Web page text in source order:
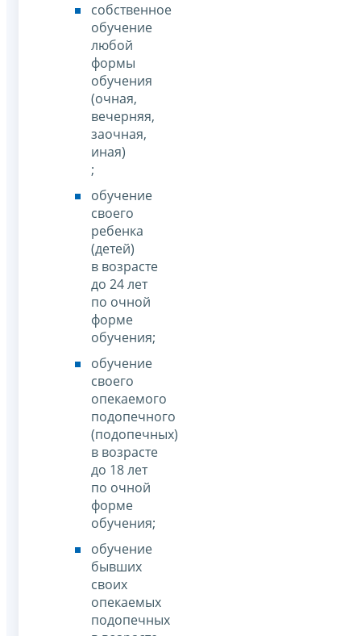
собственное
обучение
любой
формы
обучения
(очная,
вечерняя,
заочная,
иная)
;
обучение
своего
ребенка
(детей)
в возрасте
до 24 лет
по очной
форме
обучения;
обучение
своего
опекаемого
подопечного
(подопечных)
в возрасте
до 18 лет
по очной
форме
обучения;
обучение
бывших
своих
опекаемых
подопечных